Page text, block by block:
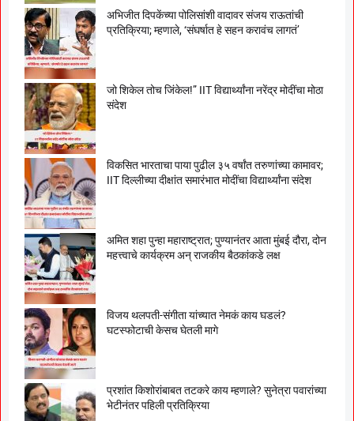
अभिजीत दिपकेंच्या पोलिसांशी वादावर संजय राऊतांची
प्रतिक्रिया; म्हणाले, ‘संघर्षात हे सहन करावंच लागतं’
जो शिकेल तोच जिंकेल!” IIT विद्यार्थ्यांना नरेंद्र मोदींचा मोठा
संदेश
विकसित भारताचा पाया पुढील ३५ वर्षांत तरुणांच्या कामावर;
IIT दिल्लीच्या दीक्षांत समारंभात मोदींचा विद्यार्थ्यांना संदेश
अमित शहा पुन्हा महाराष्ट्रात; पुण्यानंतर आता मुंबई दौरा, दोन
महत्त्वाचे कार्यक्रम अन् राजकीय बैठकांकडे लक्ष
विजय थलपती-संगीता यांच्यात नेमकं काय घडलं?
घटस्फोटाची केसच घेतली मागे
प्रशांत किशोरांबाबत तटकरे काय म्हणाले? सुनेत्रा पवारांच्या
भेटीनंतर पहिली प्रतिक्रिया